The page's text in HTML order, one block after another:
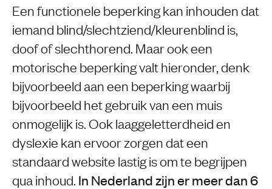
Een functionele beperking kan inhouden dat
iemand blind/slechtziend/kleurenblind is,
doof of slechthorend. Maar ook een
motorische beperking valt hieronder, denk
bijvoorbeeld aan een beperking waarbij
bijvoorbeeld het gebruik van een muis
onmogelijk is. Ook laaggeletterdheid en
dyslexie kan ervoor zorgen dat een
standaard website lastig is om te begrijpen
qua inhoud. In Nederland zijn er meer dan 6